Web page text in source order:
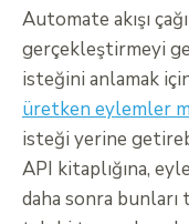
Automate akışı
gerçekleştirmeyi
isteğini anlamak
üretken eylemler
isteği yerine
API kitaplığına,
daha sonra